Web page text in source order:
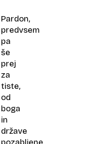
Pardon,
predvsem
pa
še
prej
za
tiste,
od
boga
in
države